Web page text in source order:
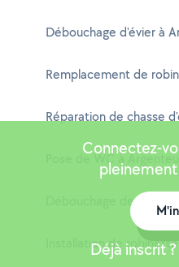
Débouchage d'évier à
Remplacement de
Réparation de chasse
Pose de WC à
Débouchage de
Installation de
Connectez-
Déjà inscrit